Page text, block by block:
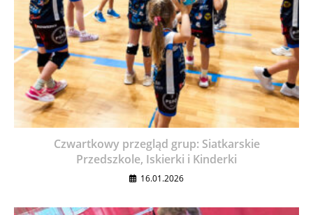
Czwartkowy przegląd grup: Siatkarskie
Przedszkole, Iskierki i Kinderki
16.01.2026